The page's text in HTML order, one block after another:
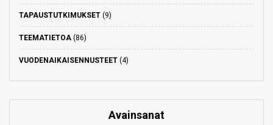
TAPAUSTUTKIMUKSET (9)
TEEMATIETOA (86)
VUODENAIKAISENNUSTEET (4)
Avainsanat